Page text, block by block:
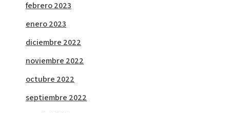
febrero 2023
enero 2023
diciembre 2022
noviembre 2022
octubre 2022
septiembre 2022